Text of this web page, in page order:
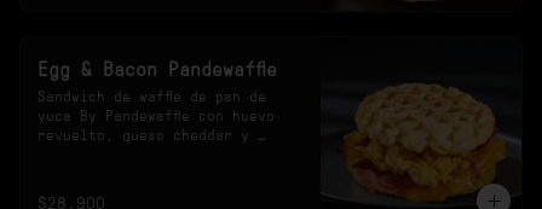
Egg & Bacon Pandewaffle
Sandwich de waffle de pan de
yuca By Pandewaffle con huevo
revuelto, queso cheddar y
$28.900